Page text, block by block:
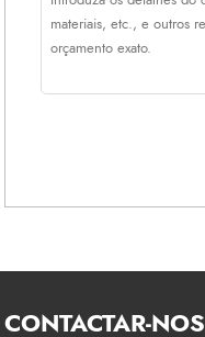
CONTACTAR-NOS